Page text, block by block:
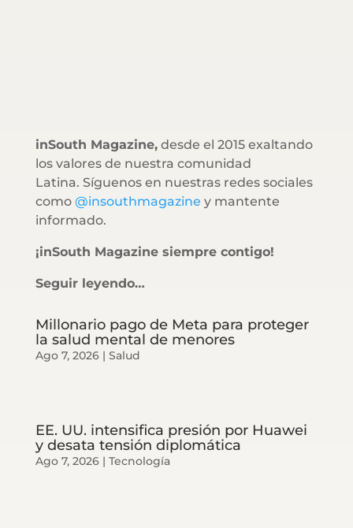
inSouth Magazine,desde el 2015 exaltando
los valores de nuestra comunidad
Latina. Síguenos en nuestras redes sociales
como @insouthmagazine y mantente
informado.
¡inSouth Magazine siempre contigo!
Seguir leyendo…
Millonario pago de Meta para proteger
la salud mental de menores
Ago 7, 2026| Salud
EE. UU. intensifica presión por Huawei
y desata tensión diplomática
Ago 7, 2026| Tecnología